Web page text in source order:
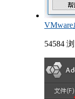
VMware
54584